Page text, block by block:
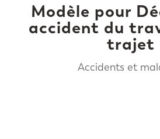
Modèle pour
accident du
trajet
Accidents et